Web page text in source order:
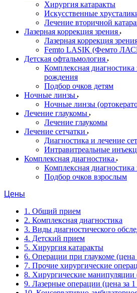
Хирургия катаракты
Искусственные
Лечение вторичной
Лазерная коррекция зрения
Лазерная коррекция
Femto LASIK (Фемто
Детская офтальмология
Комплексная диагностика
рождения
Подбор очков детям
Ночные линзы
Ночные линзы
Лечение глаукомы
Лечение глаукомы
Лечение сетчатки
Диагностика и лечение
Интравитреальные
Комплексная диагностика
Комплексная диагностика
Подбор очков взрослым
Цены
1. Общий прием
2. Комплексная диагностика
3. Виды диагностического
4. Детский прием
5. Хирургия катаракты
6. Операции при глаукоме (цена
7. Прочие хирургические
8. Хирургические манипуляции
9. Лазерные операции (цена за 1